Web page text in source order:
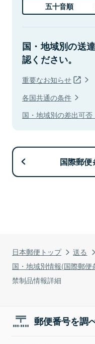
日本郵便トップ 送る
国・地域別情報(国際郵便
禁制品情報詳細
五十音順
国・地域別の送
認ください。
重要なお知らせ
各国共通の条件
国・地域別の差出可否
国際郵
郵便番号を調